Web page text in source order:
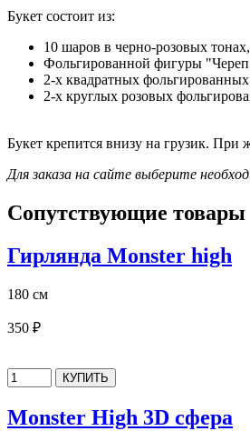
Букет состоит из:
10 шаров в черно-розовых
Фольгированной фигуры
2-х квадратных
2-х круглых розовых
Букет крепится внизу на грузик. При
Для заказа на сайте выберите
Сопутствующие товары
Гирлянда Monster high
180 см
350 ₽
Monster High 3D сфера